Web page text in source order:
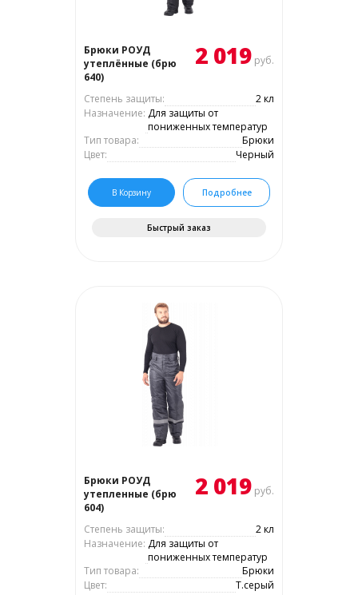
Брюки РОУД
утеплённые (брю
640)
2 019 руб.
Степень защиты:
2 кл
Назначение: Для защиты от
пониженных температур
Тип товара:
Брюки
Цвет:
Черный
В Корзину Подробнее
Быстрый заказ
Брюки РОУД
утепленные (брю
604)
2 019 руб.
Степень защиты:
2 кл
Назначение: Для защиты от
пониженных температур
Тип товара:
Брюки
Цвет:
Т.серый